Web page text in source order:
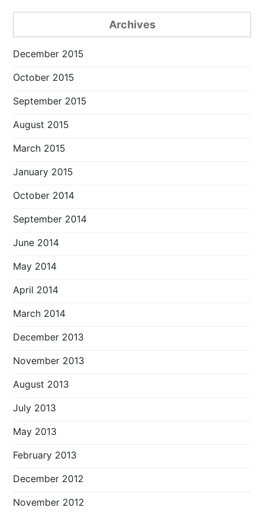
Archives
December 2015
October 2015
September 2015
August 2015
March 2015
January 2015
October 2014
September 2014
June 2014
May 2014
April 2014
March 2014
December 2013
November 2013
August 2013
July 2013
May 2013
February 2013
December 2012
November 2012